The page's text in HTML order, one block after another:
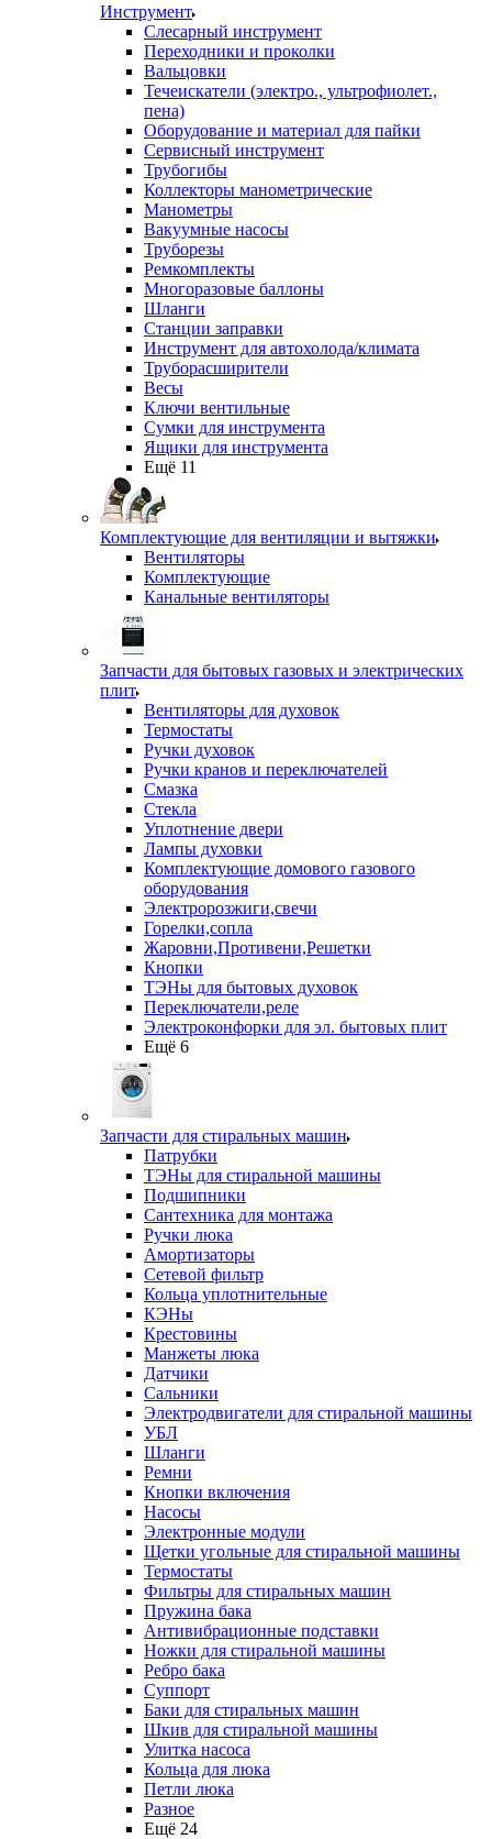
Инструмент
Слесарный инструмент
Переходники и проколки
Вальцовки
Течеискатели (электро., ультрофиолет.,
пена)
Оборудование и материал для пайки
Сервисный инструмент
Трубогибы
Коллекторы манометрические
Манометры
Вакуумные насосы
Труборезы
Ремкомплекты
Многоразовые баллоны
Шланги
Станции заправки
Инструмент для автохолода/климата
Труборасширители
Весы
Ключи вентильные
Сумки для инструмента
Ящики для инструмента
Ещё 11
Комплектующие для вентиляции и вытяжки
Вентиляторы
Комплектующие
Канальные вентиляторы
Запчасти для бытовых газовых и электрических
плит
Вентиляторы для духовок
Термостаты
Ручки духовок
Ручки кранов и переключателей
Смазка
Стекла
Уплотнение двери
Лампы духовки
Комплектующие домового газового
оборудования
Электророзжиги,свечи
Горелки,сопла
Жаровни,Противени,Решетки
Кнопки
ТЭНы для бытовых духовок
Переключатели,реле
Электроконфорки для эл. бытовых плит
Ещё 6
Запчасти для стиральных машин
Патрубки
ТЭНы для стиральной машины
Подшипники
Сантехника для монтажа
Ручки люка
Амортизаторы
Сетевой фильтр
Кольца уплотнительные
КЭНы
Крестовины
Манжеты люка
Датчики
Сальники
Электродвигатели для стиральной машины
УБЛ
Шланги
Ремни
Кнопки включения
Насосы
Электронные модули
Щетки угольные для стиральной машины
Термостаты
Фильтры для стиральных машин
Пружина бака
Антивибрационные подставки
Ножки для стиральной машины
Ребро бака
Суппорт
Баки для стиральных машин
Шкив для стиральной машины
Улитка насоса
Кольца для люка
Петли люка
Разное
Ещё 24